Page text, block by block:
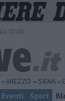
AREZZO SIENA
Eventi Sport